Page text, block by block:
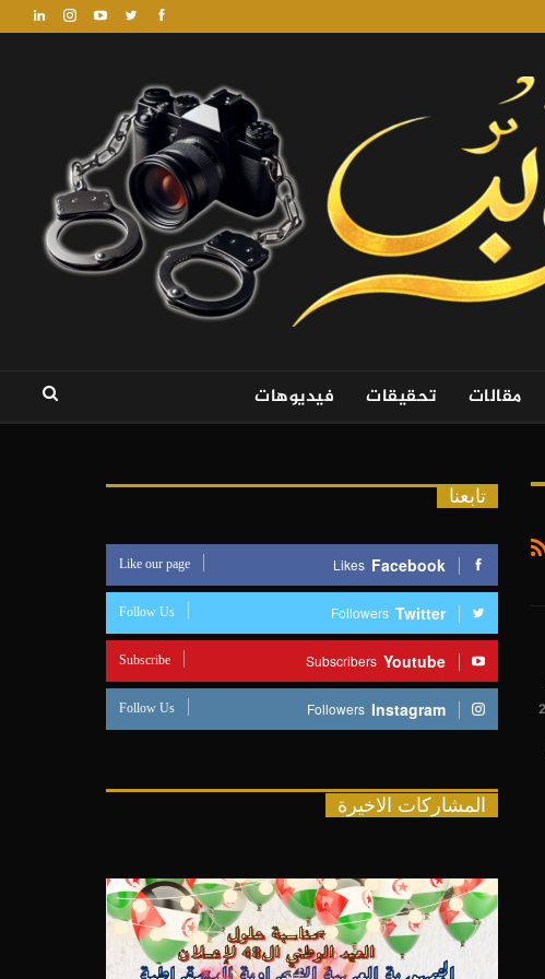
مقالات تحقيقات فيديوهات
تابعنا
Facebook
Likes
Like our page
Twitter
Followers
Follow Us
Youtube
Subscribers
Subscribe
Instagram
Followers
Follow Us
المشاركات الاخيرة